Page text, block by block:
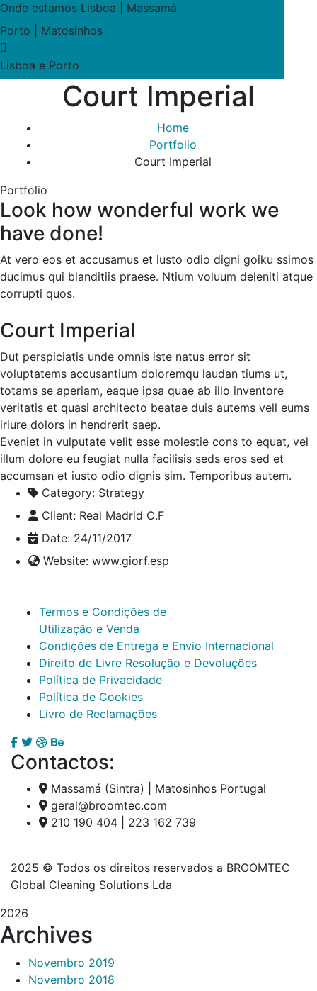
Onde estamos Lisboa | Massamá
Porto | Matosinhos
Lisboa e Porto
Court Imperial
Home
Portfolio
Court Imperial
Portfolio
Look how wonderful work we
have done!
At vero eos et accusamus et iusto odio digni goiku ssimos
ducimus qui blanditiis praese. Ntium voluum deleniti atque
corrupti quos.
Court Imperial
Dut perspiciatis unde omnis iste natus error sit
voluptatems accusantium doloremqu laudan tiums ut,
totams se aperiam, eaque ipsa quae ab illo inventore
veritatis et quasi architecto beatae duis autems vell eums
iriure dolors in hendrerit saep.
Eveniet in vulputate velit esse molestie cons to equat, vel
illum dolore eu feugiat nulla facilisis seds eros sed et
accumsan et iusto odio dignis sim. Temporibus autem.
Category: Strategy
Client: Real Madrid C.F
Date: 24/11/2017
Website: www.giorf.esp
Termos e Condições de
Utilização e Venda
Condições de Entrega e Envio Internacional
Direito de Livre Resolução e Devoluções
Política de Privacidade
Política de Cookies
Livro de Reclamações
Contactos:
Massamá (Sintra) | Matosinhos Portugal
geral@broomtec.com
210 190 404 | 223 162 739
2025 © Todos os direitos reservados a BROOMTEC
Global Cleaning Solutions Lda
2026
Archives
Novembro 2019
Novembro 2018